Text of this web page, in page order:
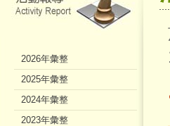
2026年彙整
2025年彙整
2024年彙整
2023年彙整